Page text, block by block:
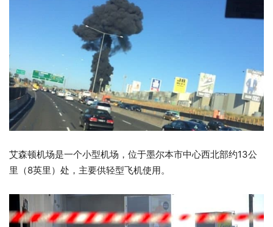
艾森顿机场是一个小型机场，位于墨尔本市中心西北部约13公
里（8英里）处，主要供轻型飞机使用。